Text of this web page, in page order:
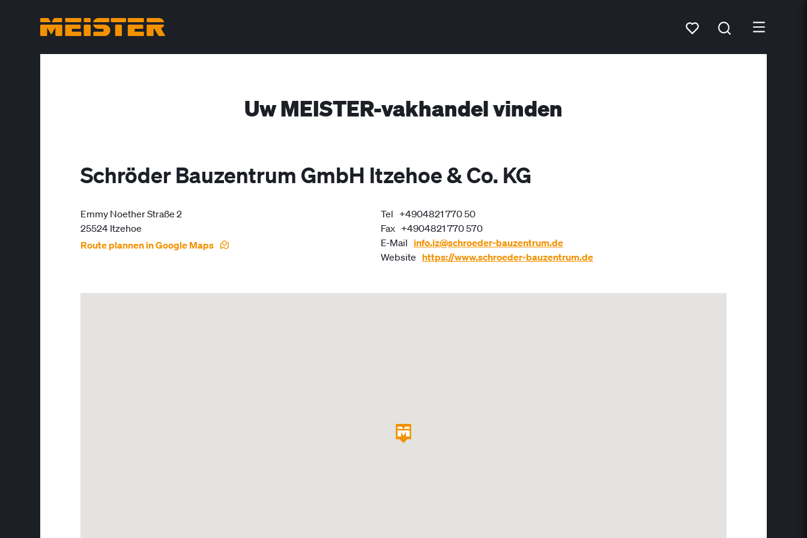
Uw MEISTER-vakhandel vinden
Schröder Bauzentrum GmbH Itzehoe & Co. KG
Emmy Noether Straße 2
25524 Itzehoe
Route plannen in Google Maps
Tel +4904821 770 50
Fax +4904821 770 570
E-Mail info.iz@schroeder-bauzentrum.de
Website https://www.schroeder-bauzentrum.de